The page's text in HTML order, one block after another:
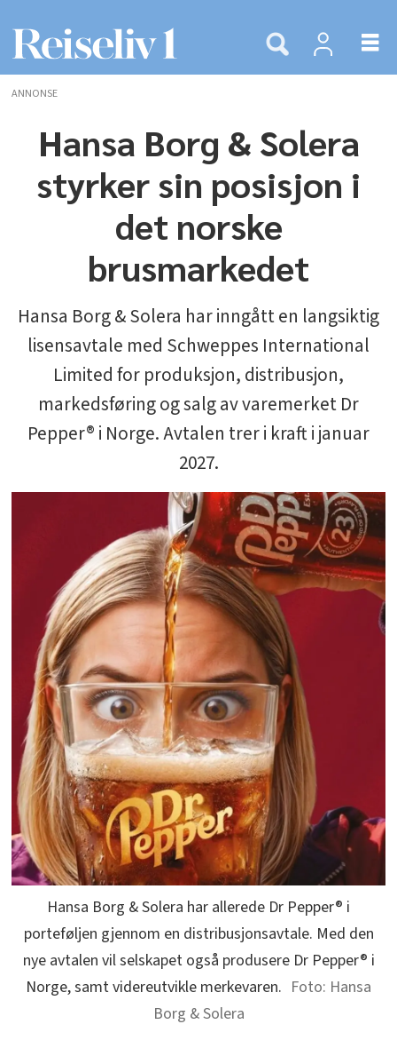
ANNONSE
Hansa Borg & Solera
styrker sin posisjon i
det norske
brusmarkedet
Hansa Borg & Solera har inngått en langsiktig
lisensavtale med Schweppes International
Limited for produksjon, distribusjon,
markedsføring og salg av varemerket Dr
Pepper® i Norge. Avtalen trer i kraft i januar
2027.
Hansa Borg & Solera har allerede Dr Pepper® i
porteføljen gjennom en distribusjonsavtale. Med den
nye avtalen vil selskapet også produsere Dr Pepper® i
Norge, samt videreutvikle merkevaren.
Hansa
Borg & Solera